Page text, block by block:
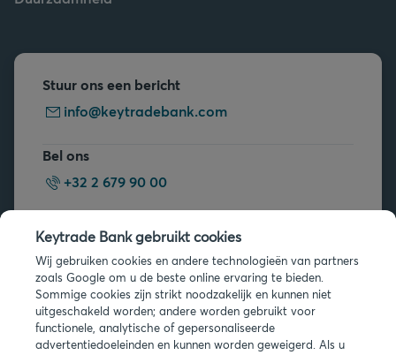
Stuur ons een bericht
info@keytradebank.com
Bel ons
+32 2 679 90 00
Veelgestelde vragen
Keytrade Bank gebruikt cookies
Wij gebruiken cookies en andere technologieën van partners
zoals Google om u de beste online ervaring te bieden.
Sommige cookies zijn strikt noodzakelijk en kunnen niet
uitgeschakeld worden; andere worden gebruikt voor
functionele, analytische of gepersonaliseerde
advertentiedoeleinden en kunnen worden geweigerd. Als u